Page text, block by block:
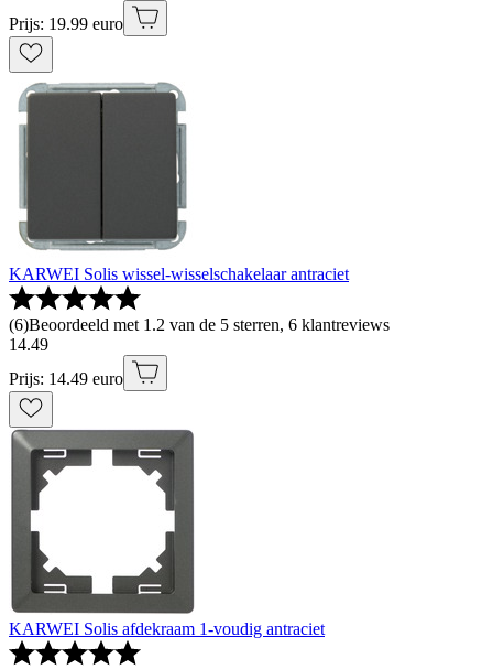
Prijs: 19.99 euro
KARWEI Solis wissel-wisselschakelaar antraciet
(6)Beoordeeld met 1.2 van de 5 sterren, 6 klantreviews
14.49
Prijs: 14.49 euro
KARWEI Solis afdekraam 1-voudig antraciet